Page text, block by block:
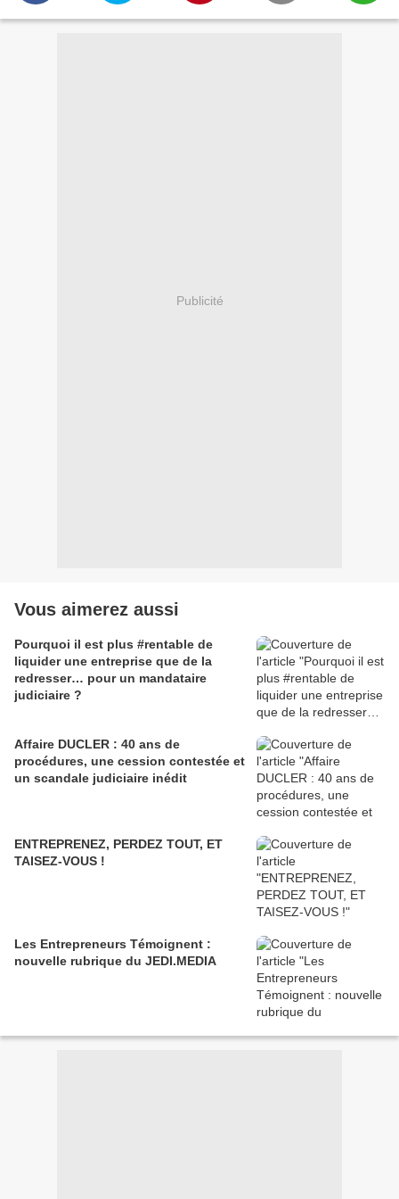
Publicité
Vous aimerez aussi
Pourquoi il est plus #rentable de
liquider une entreprise que de la
redresser… pour un mandataire
judiciaire ?
Affaire DUCLER : 40 ans de
procédures, une cession contestée et
un scandale judiciaire inédit
ENTREPRENEZ, PERDEZ TOUT, ET
TAISEZ-VOUS !
Les Entrepreneurs Témoignent :
nouvelle rubrique du JEDI.MEDIA